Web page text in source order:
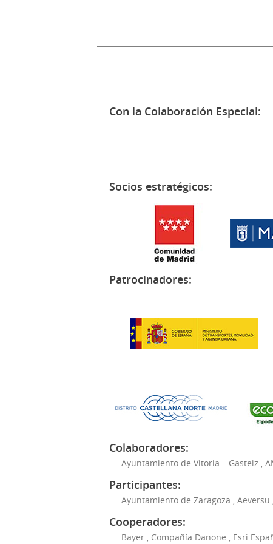
Con la Colaboración Especial:
Socios estratégicos:
Patrocinadores:
Colaboradores:
Ayuntamiento de Vitoria – Gasteiz
Participantes:
Ayuntamiento de Zaragoza Aeversu
Cooperadores:
Bayer Compañía Danone Esri